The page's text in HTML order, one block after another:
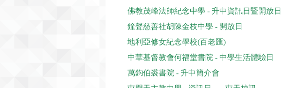
佛教茂峰法師紀念中學 - 升中資訊日暨開放日
鐘聲慈善社胡陳金枝中學 - 開放日
地利亞修女紀念學校(百老匯)
中華基督教會何福堂書院 - 中學生活體驗日
萬鈞伯裘書院 - 升中簡介會